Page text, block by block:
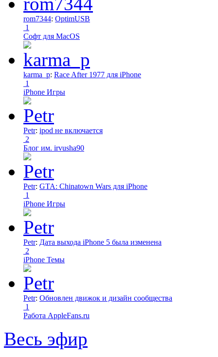
rom7344: OptimUSB
1
Софт для MacOS
karma_p: Race After 1977 для iPhone
1
iPhone Игры
Petr: ipod не включается
2
Блог им. irvusha90
Petr: GTA: Chinatown Wars для iPhone
1
iPhone Игры
Petr: Дата выхода iPhone 5 была изменена
2
iPhone Темы
Petr: Обновлен движок и дизайн сообщества
1
Работа AppleFans.ru
Весь эфир